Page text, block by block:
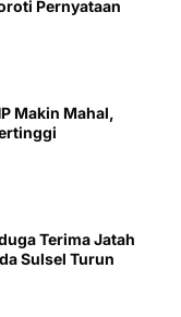
Pernyataan
Makin Mahal,
Terima Jatah
Sulsel Turun